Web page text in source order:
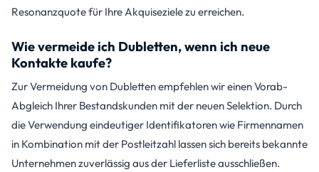
Resonanzquote für Ihre Akquiseziele zu erreichen.
Wie vermeide ich Dubletten, wenn ich neue
Kontakte kaufe?
Zur Vermeidung von Dubletten empfehlen wir einen Vorab-
Abgleich Ihrer Bestandskunden mit der neuen Selektion. Durch
die Verwendung eindeutiger Identifikatoren wie Firmennamen
in Kombination mit der Postleitzahl lassen sich bereits bekannte
Unternehmen zuverlässig aus der Lieferliste ausschließen.